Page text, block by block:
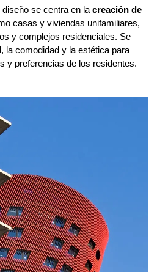
diseño se centra en la creación de
casas y viviendas unifamiliares,
y complejos residenciales. Se
la comodidad y la estética para
y preferencias de los residentes.